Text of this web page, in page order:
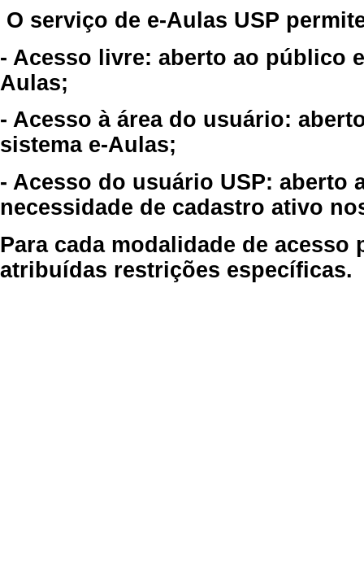
O serviço de e-Aulas USP
- Acesso livre: aberto ao público
Aulas;
- Acesso à área do usuário:
sistema e-Aulas;
- Acesso do usuário USP: aberto
necessidade de cadastro ativo
Para cada modalidade de
atribuídas restrições específicas.